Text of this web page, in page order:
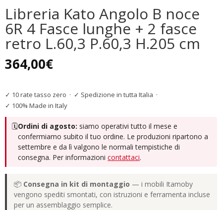
Libreria Kato Angolo B noce
6R 4 Fasce lunghe + 2 fasce
retro L.60,3 P.60,3 H.205 cm
364,00€
✓ 10 rate tasso zero · ✓ Spedizione in tutta Italia ·
✓ 100% Made in Italy
🗓️Ordini di agosto: siamo operativi tutto il mese e
confermiamo subito il tuo ordine. Le produzioni ripartono a
settembre e da lì valgono le normali tempistiche di
consegna. Per informazionicontattaci.
📦 Consegna in kit di montaggio — i mobili Itamoby
vengono spediti smontati, con istruzioni e ferramenta incluse
per un assemblaggio semplice.